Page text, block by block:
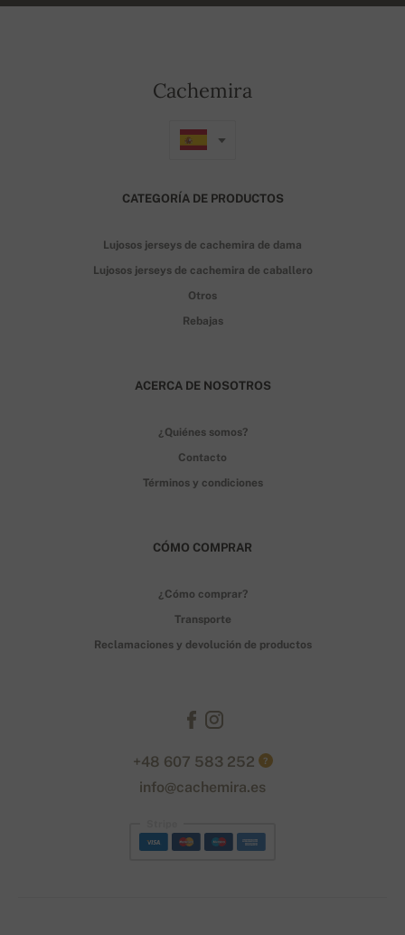
Cachemira
CATEGORÍA DE PRODUCTOS
Lujosos jerseys de cachemira de dama
Lujosos jerseys de cachemira de caballero
Otros
Rebajas
ACERCA DE NOSOTROS
¿Quiénes somos?
Contacto
Términos y condiciones
CÓMO COMPRAR
¿Cómo comprar?
Transporte
Reclamaciones y devolución de productos
+48 607 583 252 ?
info@cachemira.es